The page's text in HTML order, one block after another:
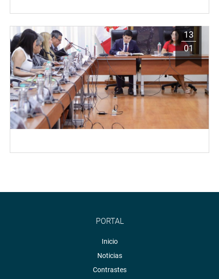
13
01
PORTAL
Inicio
Noticias
Contrastes